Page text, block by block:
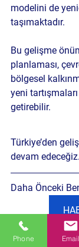
modelini de
taşımaktadır.
Bu gelişme
planlaması,
bölgesel
yeni
getirebilir.
Türkiye’den
devam edeceğiz.
Daha Önceki
Phone Email